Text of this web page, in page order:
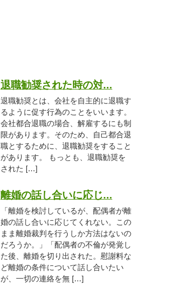
退職勧奨された時の対...
退職勧奨とは、会社を自主的に退職す
るように促す行為のことをいいます。
会社都合退職の場合、解雇するにも制
限があります。そのため、自己都合退
職とするために、退職勧奨をすること
があります。 もっとも、退職勧奨を
された […]
離婚の話し合いに応じ...
「離婚を検討しているが、配偶者が離
婚の話し合いに応じてくれない。この
まま離婚裁判を行うしか方法はないの
だろうか。」「配偶者の不倫が発覚し
た後、離婚を切り出された。慰謝料な
ど離婚の条件について話し合いたい
が、一切の連絡を無 […]